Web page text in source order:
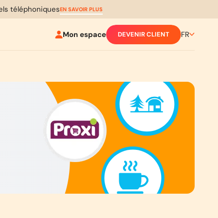
téléphoniquesEN SAVOIR PLUS
Mon espace DEVENIR CLIENT FR